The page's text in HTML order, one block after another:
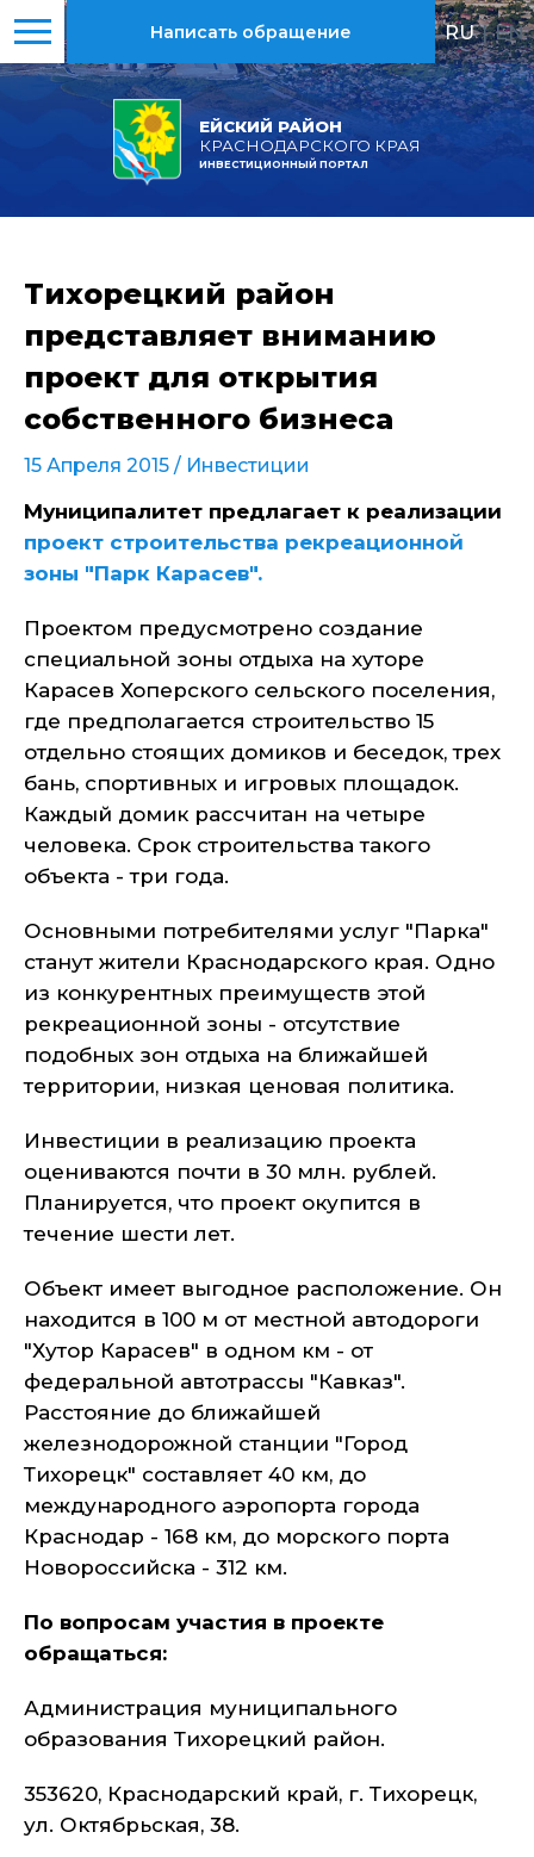
ЕЙСКИЙ РАЙОН
КРАСНОДАРСКОГО КРАЯ
ИНВЕСТИЦИОННЫЙ ПОРТАЛ
Написать обращение RU | EN
Тихорецкий район
представляет вниманию
проект для открытия
собственного бизнеса
15 Апреля 2015 / Инвестиции
Муниципалитет предлагает к реализации
проект строительства рекреационной
зоны "Парк Карасев".
Проектом предусмотрено создание
специальной зоны отдыха на хуторе
Карасев Хоперского сельского поселения,
где предполагается строительство 15
отдельно стоящих домиков и беседок, трех
бань, спортивных и игровых площадок.
Каждый домик рассчитан на четыре
человека. Срок строительства такого
объекта - три года.
Основными потребителями услуг "Парка"
станут жители Краснодарского края. Одно
из конкурентных преимуществ этой
рекреационной зоны - отсутствие
подобных зон отдыха на ближайшей
территории, низкая ценовая политика.
Инвестиции в реализацию проекта
оцениваются почти в 30 млн. рублей.
Планируется, что проект окупится в
течение шести лет.
Объект имеет выгодное расположение. Он
находится в 100 м от местной автодороги
"Хутор Карасев" в одном км - от
федеральной автотрассы "Кавказ".
Расстояние до ближайшей
железнодорожной станции "Город
Тихорецк" составляет 40 км, до
международного аэропорта города
Краснодар - 168 км, до морского порта
Новороссийска - 312 км.
По вопросам участия в проекте
обращаться:
Администрация муниципального
образования Тихорецкий район.
353620, Краснодарский край, г. Тихорецк,
ул. Октябрьская, 38.